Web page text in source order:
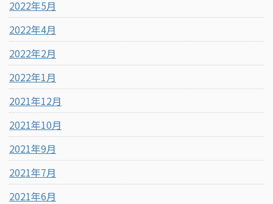
2022年5月
2022年4月
2022年2月
2022年1月
2021年12月
2021年10月
2021年9月
2021年7月
2021年6月